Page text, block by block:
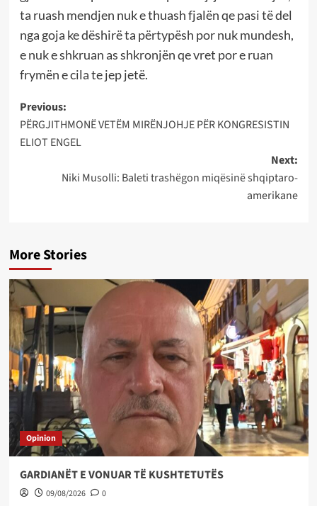
ta ruash mendjen nuk e thuash fjalën qe pasi të del
nga goja ke dëshirë ta përtypësh por nuk mundesh,
e nuk e shkruan as shkronjën qe vret por e ruan
frymën e cila te jep jetë.
Post
navigation
Previous:
PËRGJITHMONË VETËM MIRËNJOHJE PËR KONGRESISTIN
ELIOT ENGEL
Next:
Niki Musolli: Baleti trashëgon miqësinë shqiptaro-
amerikane
More Stories
Opinion
GARDIANËT E VONUAR TË KUSHTETUTËS
09/08/2026 0